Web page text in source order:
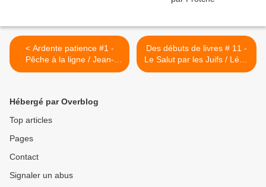
< Ardente patience #1 -
Pêche à la ligne / Jean-
Pierre Rosnay
Des débuts de livres # 11 -
Le Salut par les Juifs / Léon
Bloy lu par Protche >
Hébergé par Overblog
Top articles
Pages
Contact
Signaler un abus